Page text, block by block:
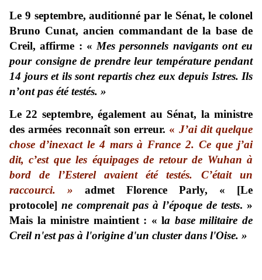
Le 9 septembre, auditionné par le Sénat, le colonel
Bruno Cunat, ancien commandant de la base de
Creil,affirme : « Mes personnels navigants ont eu
pour consigne de prendre leur température pendant
14 jours et ils sont repartis chez eux depuis Istres. Ils
n’ont pas été testés. »
Le 22 septembre, également au Sénat, la ministre
des armées reconnaît son erreur. « J’ai dit quelque
chose d’inexact le 4 mars à France 2. Ce que j’ai
dit, c’est que les équipages de retour de Wuhan à
bord de l’Esterel avaient été testés. C’était un
raccourci. » admet Florence Parly, « [Le
protocole] ne comprenait pas à l’époque de tests. »
Mais la ministre maintient : « la base militaire de
Creil n'est pas à l'origine d'un cluster dans l'Oise. »